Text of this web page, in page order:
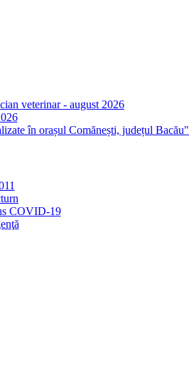
veterinar - august 2026
în orașul Comănești, județul Bacău"
COVID-19